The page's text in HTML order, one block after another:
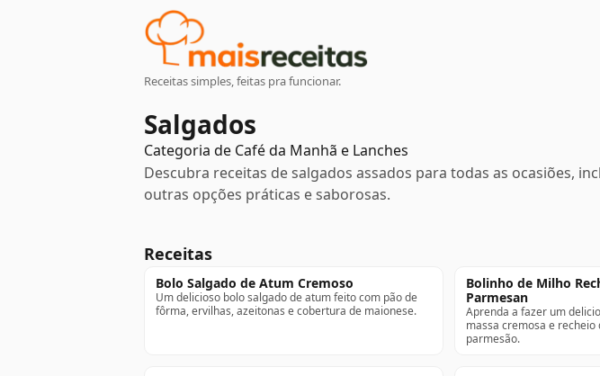
Receitas simples, feitas pra funcionar.
Salgados
Categoria de Café da Manhã e Lanches
Descubra receitas de salgados assados para todas as ocasiões,
outras opções práticas e saborosas.
Receitas
Bolo Salgado de Atum Cremoso
Um delicioso bolo salgado de atum feito com pão de
fôrma, ervilhas, azeitonas e cobertura de maionese.
Bolinho de Milho
Parmesan
Aprenda a fazer um
massa cremosa e
parmesão.